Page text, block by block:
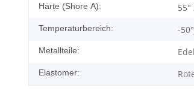
Härte (Shore A):
Temperaturbereich: -
Metallteile:
Elastomer: